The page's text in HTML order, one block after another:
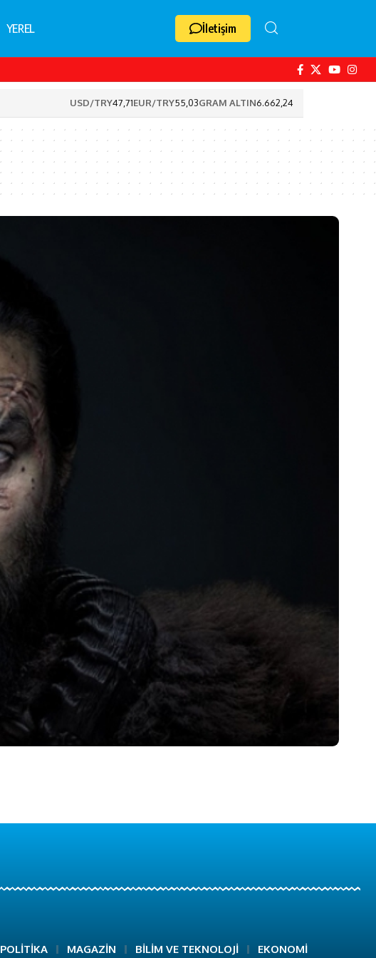
YEREL İletişim
USD/TRY47,71EUR/TRY55,03GRAM ALTIN6.662,24
POLİTİKA MAGAZİN BİLİM VE TEKNOLOJİ EKONOMİ